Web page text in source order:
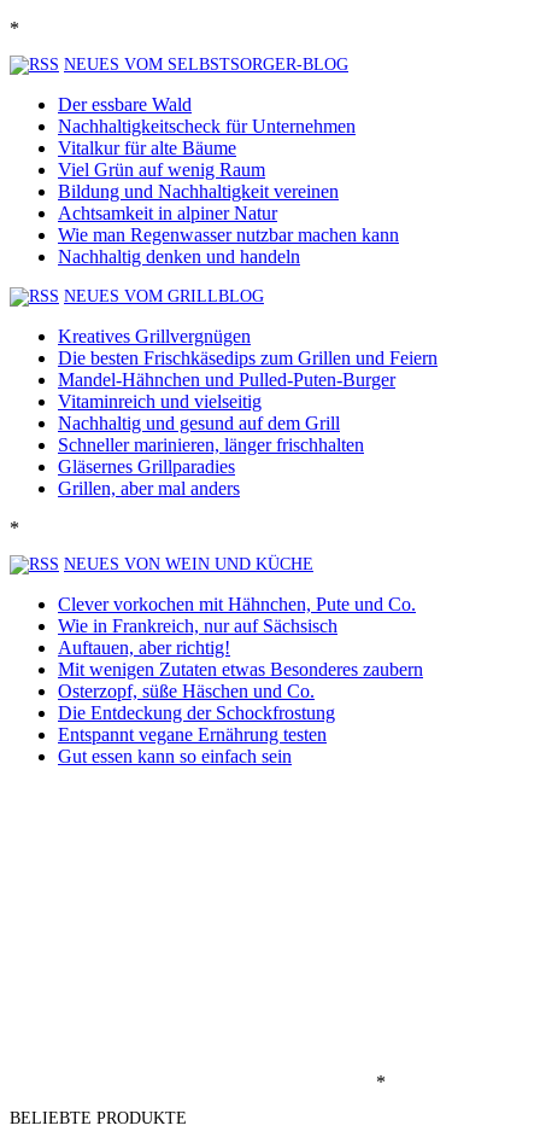
*
NEUES VOM SELBSTSORGER-BLOG
Der essbare Wald
Nachhaltigkeitscheck für Unternehmen
Vitalkur für alte Bäume
Viel Grün auf wenig Raum
Bildung und Nachhaltigkeit vereinen
Achtsamkeit in alpiner Natur
Wie man Regenwasser nutzbar machen kann
Nachhaltig denken und handeln
NEUES VOM GRILLBLOG
Kreatives Grillvergnügen
Die besten Frischkäsedips zum Grillen und Feiern
Mandel-Hähnchen und Pulled-Puten-Burger
Vitaminreich und vielseitig
Nachhaltig und gesund auf dem Grill
Schneller marinieren, länger frischhalten
Gläsernes Grillparadies
Grillen, aber mal anders
*
NEUES VON WEIN UND KÜCHE
Clever vorkochen mit Hähnchen, Pute und Co.
Wie in Frankreich, nur auf Sächsisch
Auftauen, aber richtig!
Mit wenigen Zutaten etwas Besonderes zaubern
Osterzopf, süße Häschen und Co.
Die Entdeckung der Schockfrostung
Entspannt vegane Ernährung testen
Gut essen kann so einfach sein
*
BELIEBTE PRODUKTE